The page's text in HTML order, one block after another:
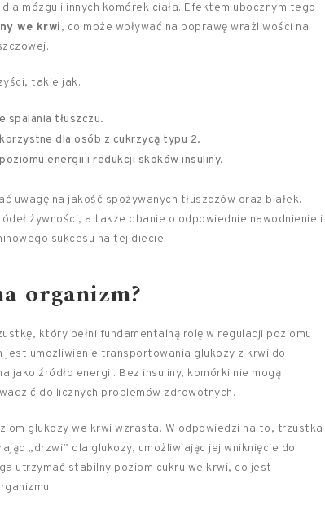
mózgu i innych komórek ciała. Efektem ubocznym tego
we krwi, co może wpływać na poprawę wrażliwości na
takie jak:
spalania tłuszczu.
dla osób z cukrzycą typu 2.
energii i redukcji skoków insuliny.
uwagę na jakość spożywanych tłuszczów oraz białek.
żywności, a także dbanie o odpowiednie nawodnienie i
sukcesu na tej diecie.
organizm?
który pełni fundamentalną rolę w regulacji poziomu
jest umożliwienie transportowania glukozy z krwi do
źródło energii. Bez insuliny, komórki nie mogą
do licznych problemów zdrowotnych.
glukozy we krwi wzrasta. W odpowiedzi na to, trzustka
„drzwi” dla glukozy, umożliwiając jej wniknięcie do
utrzymać stabilny poziom cukru we krwi, co jest